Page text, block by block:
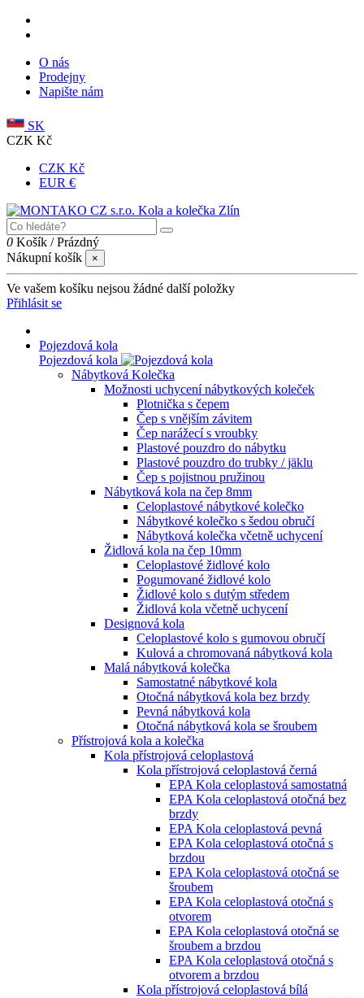
O nás
Prodejny
Napište nám
SK
CZK Kč
CZK Kč
EUR €
0 Košík /Prázdný
Nákupní košík
×
Ve vašem košíku nejsou žádné další položky
Přihlásit se
Pojezdová kola
Pojezdová kola
Nábytková Kolečka
Možnosti uchycení nábytkových koleček
Plotnička s čepem
Čep s vnějším závitem
Čep narážecí s vroubky
Plastové pouzdro do nábytku
Plastové pouzdro do trubky / jäklu
Čep s pojistnou pružinou
Nábytková kola na čep 8mm
Celoplastové nábytkové kolečko
Nábytkové kolečko s šedou obručí
Nábytková kolečka včetně uchycení
Židlová kola na čep 10mm
Celoplastové židlové kolo
Pogumované židlové kolo
Židlové kolo s dutým středem
Židlová kola včetně uchycení
Designová kola
Celoplastové kolo s gumovou obručí
Kulová a chromovaná nábytková kola
Malá nábytková kolečka
Samostatné nábytkové kola
Otočná nábytková kola bez brzdy
Pevná nábytková kola
Otočná nábytková kola se šroubem
Přístrojová kola a kolečka
Kola přístrojová celoplastová
Kola přístrojová celoplastová černá
EPA Kola celoplastová samostatná
EPA Kola celoplastová otočná bez
brzdy
EPA Kola celoplastová pevná
EPA Kola celoplastová otočná s
brzdou
EPA Kola celoplastová otočná se
šroubem
EPA Kola celoplastová otočná s
otvorem
EPA Kola celoplastová otočná se
šroubem a brzdou
EPA Kola celoplastová otočná s
otvorem a brzdou
Kola přístrojová celoplastová bílá